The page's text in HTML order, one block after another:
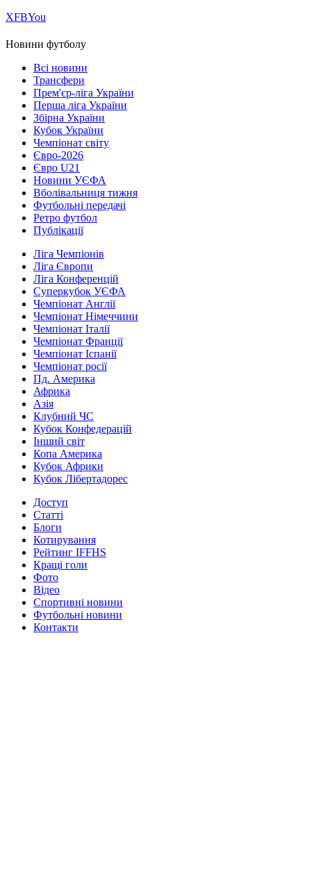
ХFBYou
Новини футболу
Всі новини
Трансфери
Прем'єр-ліга України
Перша ліга України
Збірна України
Кубок України
Чемпіонат світу
Євро-2026
Євро U21
Новини УЄФА
Вболівальниця тижня
Футбольні передачі
Ретро футбол
Публікації
Ліга Чемпіонів
Ліга Європи
Ліга Конференцій
Суперкубок УЄФА
Чемпіонат Англії
Чемпіонат Німеччини
Чемпіонат Італії
Чемпіонат Франції
Чемпіонат Іспанії
Чемпіонат росії
Пд. Америка
Африка
Азія
Клубний ЧС
Кубок Конфедерацій
Інший світ
Копа Америка
Кубок Африки
Кубок Лібертадорес
Доступ
Статті
Блоги
Котирування
Рейтинг IFFHS
Кращі голи
Фото
Відео
Спортивні новини
Футбольні новини
Контакти